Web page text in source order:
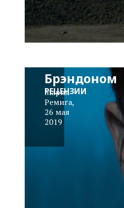
«Гори,
гори
ясно»: Что-
Брэндоном
Мария
Ремига,
26 мая
2019
РЕЦЕНЗИИ